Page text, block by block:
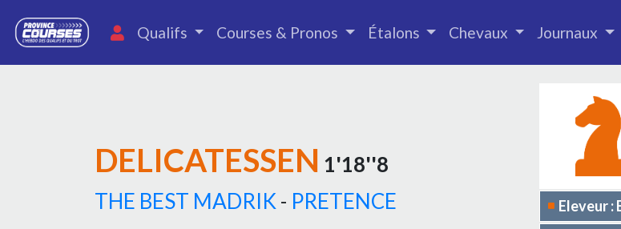
Qualifs Courses & Pronos Étalons Chevaux Journaux
DELICATESSEN 1'18''8
THE BEST MADRIK - PRETENCE
Eleveur :